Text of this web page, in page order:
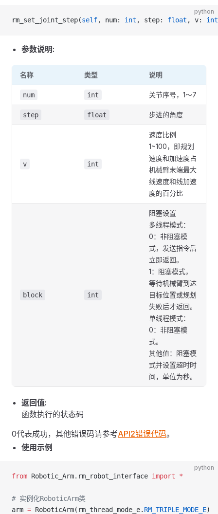
python
rm_set_joint_step(self, num: int , step: float , v: int
参数说明:
名称 类型 说明
num int 关节序号，1～7
step float 步进的角度
v int
速度比例
1~100，即规划
速度和加速度占
机械臂末端最大
线速度和线加速
度的百分比
block int
阻塞设置
多线程模式：
0：非阻塞模
式，发送指令后
立即返回。
1：阻塞模式，
等待机械臂到达
目标位置或规划
失败后才返回。
单线程模式：
0：非阻塞模
式。
其他值：阻塞模
式并设置超时时
间，单位为秒。
返回值:
函数执行的状态码
0代表成功，其他错误码请参考API2错误代码。
使用示例
python
from Robotic_Arm.rm_robot_interface import *
# 实例化RoboticArm类
arm = RoboticArm(rm_thread_mode_e. RM_TRIPLE_MODE_E)